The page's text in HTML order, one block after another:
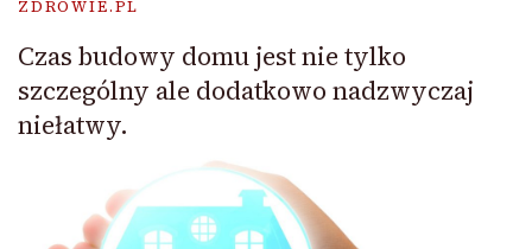
ZDROWIE.PL
Czas budowy domu jest nie tylko
szczególny ale dodatkowo nadzwyczaj
niełatwy.